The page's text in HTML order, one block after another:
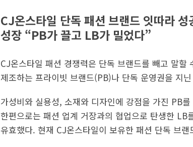
CJ온스타일 단독 패션 브랜드 잇따라 성
성장 “PB가 끌고 LB가 밀었다”
CJ온스타일 패션 경쟁력은 단독 브랜드를 빼고 말
제조하는 프라이빗 브랜드(PB)나 단독 운영권을 지
가성비와 실용성, 소재와 디자인에 강점을 가진 PB
한편으로는 패션 업계 거장과의 협업으로 탄생한
유효했다. 현재 CJ온스타일이 보유한 패션 단독 브